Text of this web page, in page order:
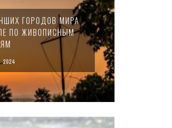
ГОРОДОВ МИРА
ПО ЖИВОПИСНЫМ
2024